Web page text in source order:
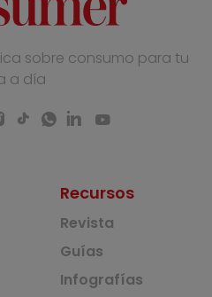
sobre consumo para tu
a día
Recursos
Revista
Guías
Infografías